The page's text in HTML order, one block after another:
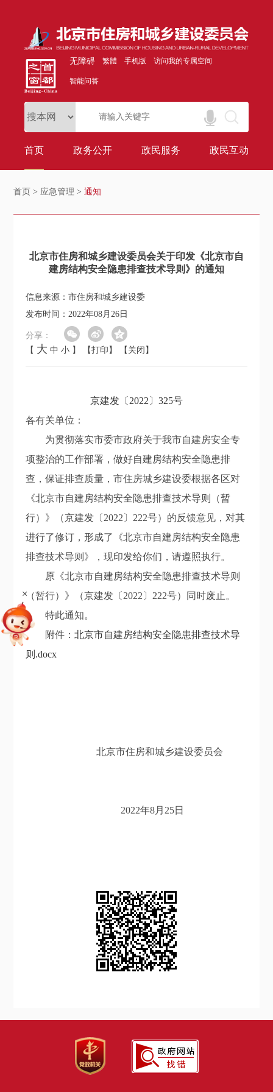
无障碍 繁體 手机版 访问我的专属空间
智能问答
首页 政务公开 政民服务 政民互动
首页 > 应急管理 >通知
北京市住房和城乡建设委员会关于印发《北京市自
建房结构安全隐患排查技术导则》的通知
信息来源：市住房和城乡建设委
发布时间：2022年08月26日
分享：
【 大 中 小 】 【打印】 【关闭】
京建发〔2022〕325号
各有关单位：
为贯彻落实市委市政府关于我市自建房安全专
项整治的工作部署，做好自建房结构安全隐患排
查，保证排查质量，市住房城乡建设委根据各区对
《北京市自建房结构安全隐患排查技术导则（暂
行）》（京建发 〔2022 〕 222号）的反馈意见，对其
进行了修订，形成了《北京市自建房结构安全隐患
排查技术导则》
，现印发给你们，请遵照执行。
原《北京市自建房结构安全隐患排查技术导则
（暂行）》（京建发〔2022〕222号） 同时废止。
特此通知。
附件：北京市自建房结构安全隐患排查技术导
则.docx
北京市住房和城乡建设委员会
2022年8月 25日
+